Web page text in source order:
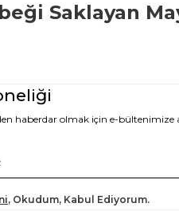
Saklayan
haberdar olmak için e-bültenimize
, Okudum, Kabul Ediyorum.